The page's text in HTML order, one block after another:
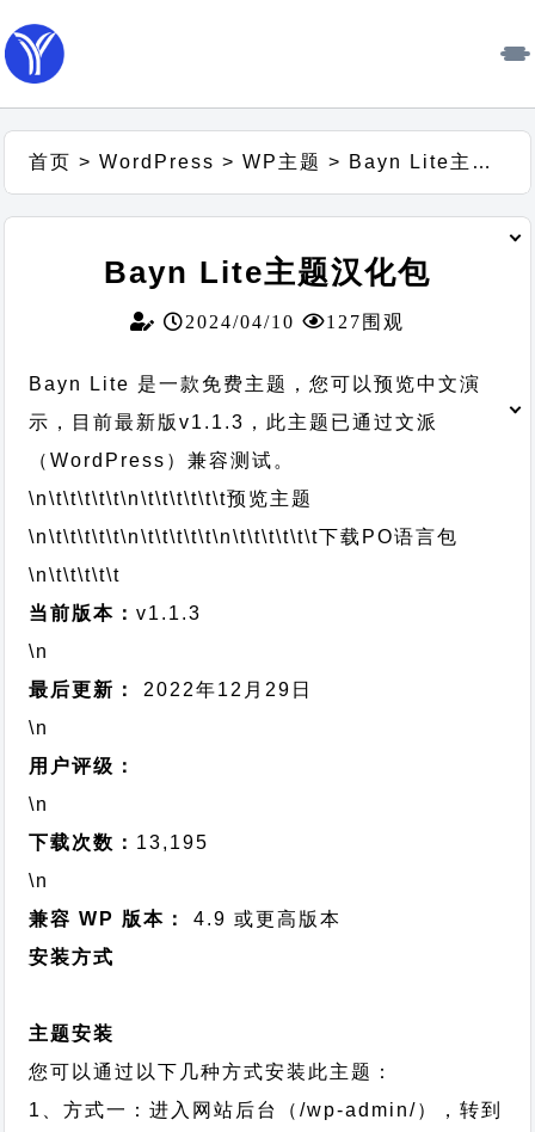
首页 >WordPress >WP主题 > Bayn Lite主题汉化包
Bayn Lite主题汉化包
2024/04/10 127围观
Bayn Lite 是一款免费主题，您可以预览中文演
示，目前最新版v1.1.3，此主题已通过文派
（WordPress）兼容测试。
\n\t\t\t\t\t\n\t\t\t\t\t\t预览主题
\n\t\t\t\t\t\n\t\t\t\t\t\n\t\t\t\t\t\t下载PO语言包
\n\t\t\t\t\t
当前版本：v1.1.3
\n
最后更新：
2022年12月29日
\n
用户评级：
\n
下载次数： 13,195
\n
兼容 WP 版本：
4.9 或更高版本
安装方式
主题安装
您可以通过以下几种方式安装此主题：
1、方式一：进入网站后台（/wp-admin/），转到